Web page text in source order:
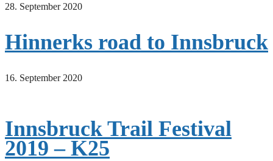
28. September 2020
Hinnerks road to Innsbruck
16. September 2020
I n n s b r u c k T r a i l F e s t i v a l
2 0 1 9 – K25